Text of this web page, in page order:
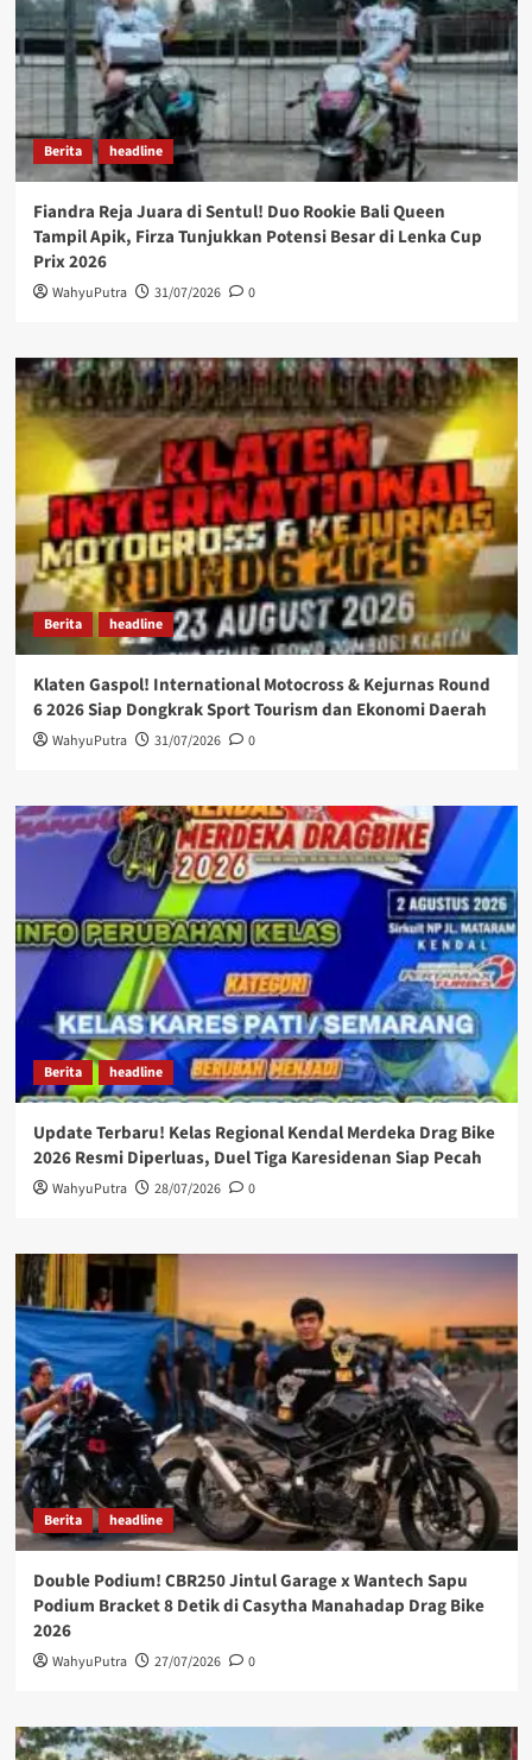
Berita headline
Fiandra Reja Juara di Sentul! Duo Rookie Bali Queen
Tampil Apik, Firza Tunjukkan Potensi Besar di Lenka Cup
Prix 2026
WahyuPutra 31/07/2026 0
Berita headline
Klaten Gaspol! International Motocross & Kejurnas Round
6 2026 Siap Dongkrak Sport Tourism dan Ekonomi Daerah
WahyuPutra 31/07/2026 0
Berita headline
Update Terbaru! Kelas Regional Kendal Merdeka Drag Bike
2026 Resmi Diperluas, Duel Tiga Karesidenan Siap Pecah
WahyuPutra 28/07/2026 0
Berita headline
Double Podium! CBR250 Jintul Garage x Wantech Sapu
Podium Bracket 8 Detik di Casytha Manahadap Drag Bike
2026
WahyuPutra 27/07/2026 0